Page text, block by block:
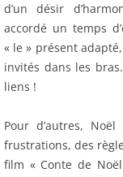
d’un désir
accordé un temps
« le » présent
invités dans les
liens !
Pour d’autres,
frustrations, des
film « Conte de